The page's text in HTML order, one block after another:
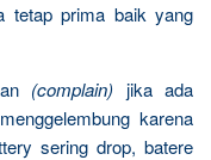
tetap prima baik yang
(complain) jika ada
karena
sering drop, batere